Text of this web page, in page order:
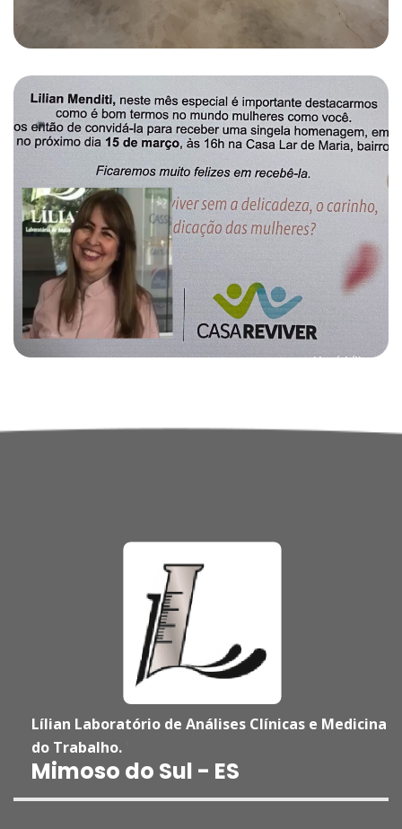
Lílian Laboratório de Análises Clínicas e Medicina
do Trabalho.
Mimoso do Sul - ES